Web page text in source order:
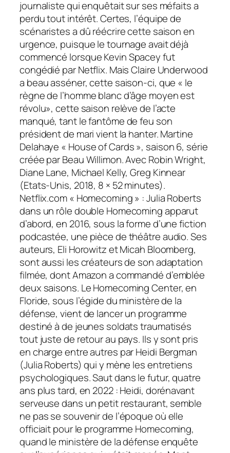
journaliste qui enquêtait sur ses méfaits a
perdu tout intérêt. Certes, l’équipe de
scénaristes a dû réécrire cette saison en
urgence, puisque le tournage avait déjà
commencé lorsque Kevin Spacey fut
congédié par Netflix. Mais Claire Underwood
a beau asséner, cette saison-ci, que « le
règne de l’homme blanc d’âge moyen est
révolu», cette saison relève de l’acte
manqué, tant le fantôme de feu son
président de mari vient la hanter. Martine
Delahaye « House of Cards », saison 6, série
créée par Beau Willimon. Avec Robin Wright,
Diane Lane, Michael Kelly, Greg Kinnear
(Etats-Unis, 2018, 8 × 52 minutes).
Netflix.com « Homecoming » : Julia Roberts
dans un rôle double Homecoming apparut
d’abord, en 2016, sous la forme d’une fiction
podcastée, une pièce de théâtre audio. Ses
auteurs, Eli Horowitz et Micah Bloomberg,
sont aussi les créateurs de son adaptation
filmée, dont Amazon a commandé d’emblée
deux saisons. Le Homecoming Center, en
Floride, sous l’égide du ministère de la
défense, vient de lancer un programme
destiné à de jeunes soldats traumatisés
tout juste de retour au pays. Ils y sont pris
en charge entre autres par Heidi Bergman
(Julia Roberts) qui y mène les entretiens
psychologiques. Saut dans le futur, quatre
ans plus tard, en 2022 : Heidi, dorénavant
serveuse dans un ­petit restaurant, semble
ne pas se souvenir de l’époque où elle
officiait pour le programme Homecoming,
quand le ministère de la défense enquête